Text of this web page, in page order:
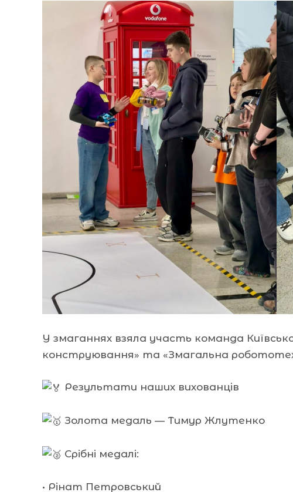
У змаганнях взяла участь команда
конструювання» та «Змагальна
Результати наших вихованців
Золота медаль — Тимур Жлутенко
Срібні медалі:
• Рінат Петровський